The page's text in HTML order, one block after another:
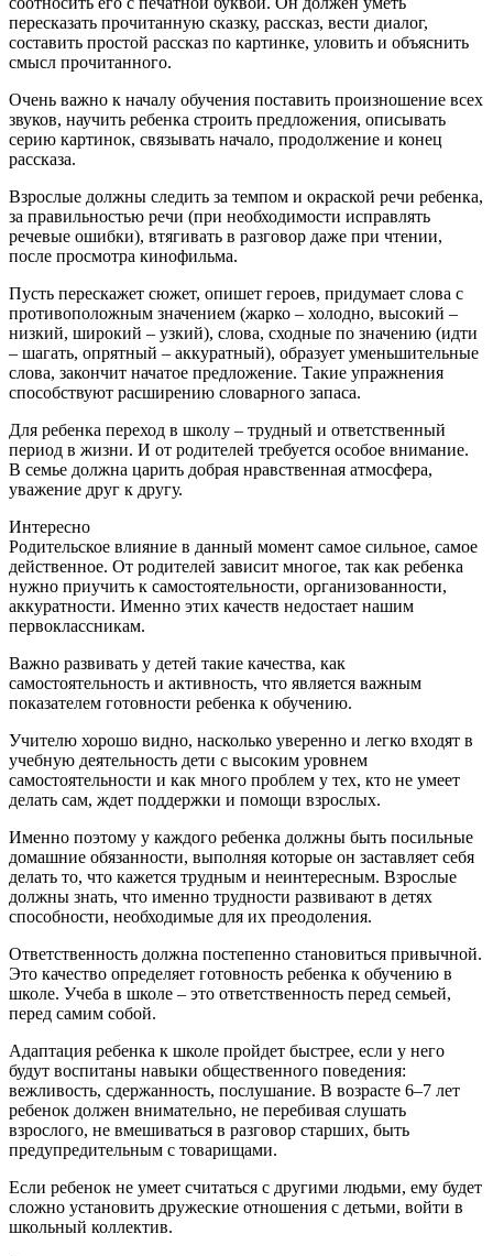
пересказать прочитанную сказку, рассказ, вести диалог,
составить простой рассказ по картинке, уловить и объяснить
смысл прочитанного.
Очень важно к началу обучения поставить произношение всех
звуков, научить ребенка строить предложения, описывать
серию картинок, связывать начало, продолжение и конец
рассказа.
Взрослые должны следить за темпом и окраской речи ребенка,
за правильностью речи (при необходимости исправлять
речевые ошибки), втягивать в разговор даже при чтении,
после просмотра кинофильма.
Пусть перескажет сюжет, опишет героев, придумает слова с
противоположным значением (жарко – холодно, высокий –
низкий, широкий – узкий), слова, сходные по значению (идти
– шагать, опрятный – аккуратный), образует уменьшительные
слова, закончит начатое предложение. Такие упражнения
способствуют расширению словарного запаса.
Для ребенка переход в школу – трудный и ответственный
период в жизни. И от родителей требуется особое внимание.
В семье должна царить добрая нравственная атмосфера,
уважение друг к другу.
Интересно
Родительское влияние в данный момент самое сильное, самое
действенное. От родителей зависит многое, так как ребенка
нужно приучить к самостоятельности, организованности,
аккуратности. Именно этих качеств недостает нашим
первоклассникам.
Важно развивать у детей такие качества, как
самостоятельность и активность, что является важным
показателем готовности ребенка к обучению.
Учителю хорошо видно, насколько уверенно и легко входят в
учебную деятельность дети с высоким уровнем
самостоятельности и как много проблем у тех, кто не умеет
делать сам, ждет поддержки и помощи взрослых.
Именно поэтому у каждого ребенка должны быть посильные
домашние обязанности, выполняя которые он заставляет себя
делать то, что кажется трудным и неинтересным. Взрослые
должны знать, что именно трудности развивают в детях
способности, необходимые для их преодоления.
Ответственность должна постепенно становиться привычной.
Это качество определяет готовность ребенка к обучению в
школе. Учеба в школе – это ответственность перед семьей,
перед самим собой.
Адаптация ребенка к школе пройдет быстрее, если у него
будут воспитаны навыки общественного поведения:
вежливость, сдержанность, послушание. В возрасте 6–7 лет
ребенок должен внимательно, не перебивая слушать
взрослого, не вмешиваться в разговор старших, быть
предупредительным с товарищами.
Если ребенок не умеет считаться с другими людьми, ему будет
сложно установить дружеские отношения с детьми, войти в
школьный коллектив.